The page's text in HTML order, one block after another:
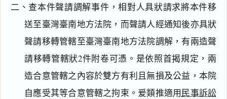
二、查本件聲請調解事件，相對人具狀請求將本件移
送至臺灣臺南地方法院，而聲請人經通知後亦具狀
聲請移轉管轄至臺灣臺南地方法院調解，有兩造聲
請移轉管轄狀2件附卷可憑。是依照首揭規定，兩
造合意管轄之內容於雙方有利且無損及公益，本院
自應受其等合意管轄之拘束。爰類推適用民事訴訟